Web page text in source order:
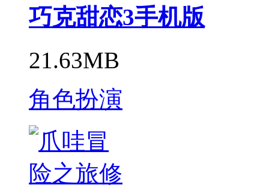
巧克甜恋3手机版
21.63MB
角色扮演